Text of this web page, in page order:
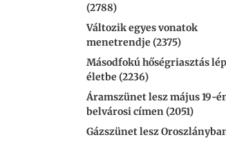
(2788)
Változik egyes vonatok
menetrendje (2375)
Másodfokú hőségriasztás lép
életbe (2236)
Áramszünet lesz május 19-
belvárosi címen (2051)
Gázszünet lesz